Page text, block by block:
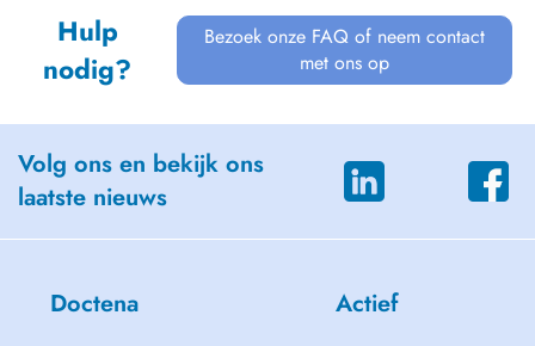
Hulp
nodig?
Bezoek onze FAQ of neem contact
met ons op
Volg ons en bekijk ons
laatste nieuws
Doctena Actief